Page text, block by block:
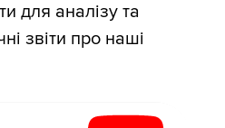
для аналізу та
звіти про наші